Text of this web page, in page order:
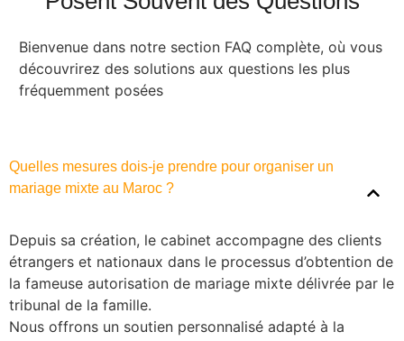
Bienvenue dans notre section FAQ complète, où vous
découvrirez des solutions aux questions les plus
fréquemment posées
Quelles mesures dois-je prendre pour organiser un
mariage mixte au Maroc ?
Depuis sa création, le cabinet accompagne des clients
étrangers et nationaux dans le processus d’obtention de
la fameuse autorisation de mariage mixte délivrée par le
tribunal de la famille.
Nous offrons un soutien personnalisé adapté à la